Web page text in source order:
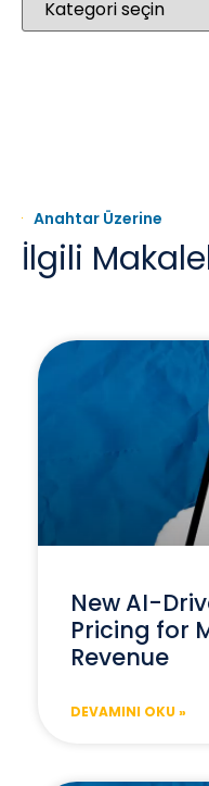
Anahtar Üzerine
İlgili
New AI-
Pricing for
Revenue
DEVAMINI OKU »